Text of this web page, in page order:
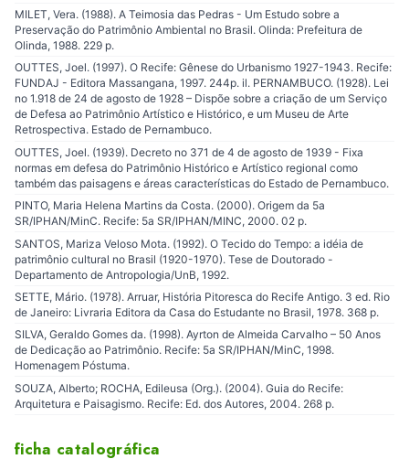
MILET, Vera. (1988). A Teimosia das Pedras - Um Estudo sobre a
Preservação do Patrimônio Ambiental no Brasil. Olinda: Prefeitura de
Olinda, 1988. 229 p.
OUTTES, Joel. (1997). O Recife: Gênese do Urbanismo 1927-1943. Recife:
FUNDAJ - Editora Massangana, 1997. 244p. il. PERNAMBUCO. (1928). Lei
no 1.918 de 24 de agosto de 1928 – Dispõe sobre a criação de um Serviço
de Defesa ao Patrimônio Artístico e Histórico, e um Museu de Arte
Retrospectiva. Estado de Pernambuco.
OUTTES, Joel. (1939). Decreto no 371 de 4 de agosto de 1939 - Fixa
normas em defesa do Patrimônio Histórico e Artístico regional como
também das paisagens e áreas características do Estado de Pernambuco.
PINTO, Maria Helena Martins da Costa. (2000). Origem da 5a
SR/IPHAN/MinC. Recife: 5a SR/IPHAN/MINC, 2000. 02 p.
SANTOS, Mariza Veloso Mota. (1992). O Tecido do Tempo: a idéia de
patrimônio cultural no Brasil (1920-1970). Tese de Doutorado -
Departamento de Antropologia/UnB, 1992.
SETTE, Mário. (1978). Arruar, História Pitoresca do Recife Antigo. 3 ed. Rio
de Janeiro: Livraria Editora da Casa do Estudante no Brasil, 1978. 368 p.
SILVA, Geraldo Gomes da. (1998). Ayrton de Almeida Carvalho – 50 Anos
de Dedicação ao Patrimônio. Recife: 5a SR/IPHAN/MinC, 1998.
Homenagem Póstuma.
SOUZA, Alberto; ROCHA, Edileusa (Org.). (2004). Guia do Recife:
Arquitetura e Paisagismo. Recife: Ed. dos Autores, 2004. 268 p.
ficha catalográfica